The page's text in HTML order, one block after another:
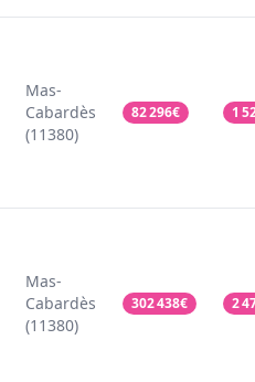
Mas-
Cabardès
(11380)
82 296€ 1
Mas-
Cabardès
(11380)
302 438€ 2